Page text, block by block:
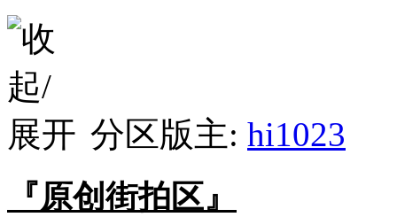
分区版主: hi1023
『原创街拍区』